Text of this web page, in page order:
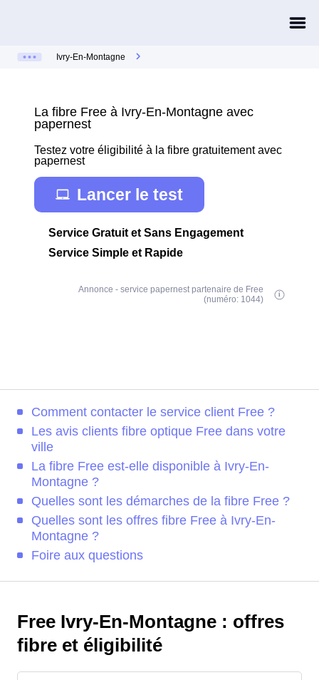
Ivry-En-Montagne
La fibre Free à Ivry-En-Montagne avec
papernest
Testez votre éligibilité à la fibre gratuitement avec
papernest
Lancer le test
Service Gratuit et Sans Engagement
Service Simple et Rapide
Annonce - service papernest partenaire de Free
(numéro: 1044)
Comment contacter le service client Free ?
Les avis clients fibre optique Free dans votre
ville
La fibre Free est-elle disponible à Ivry-En-
Montagne ?
Quelles sont les démarches de la fibre Free ?
Quelles sont les offres fibre Free à Ivry-En-
Montagne ?
Foire aux questions
Free Ivry-En-Montagne : offres
fibre et éligibilité